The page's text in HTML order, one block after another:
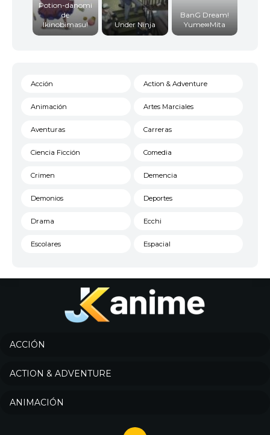
Potion-danomi
de
Ikinobimasu!
Under Ninja
BanG Dream!
Yume∞Mita
Acción Action & Adventure
Animación Artes Marciales
Aventuras Carreras
Ciencia Ficción Comedia
Crimen Demencia
Demonios Deportes
Drama Ecchi
Escolares Espacial
Historico
Josei
Música
ACCIÓN
ACTION & ADVENTURE
ANIMACIÓN